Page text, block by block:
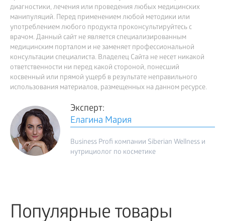
диагностики, лечения или проведения любых медицинских
манипуляций. Перед применением любой методики или
употреблением любого продукта проконсультируйтесь с
врачом. Данный сайт не является специализированным
медицинским порталом и не заменяет профессиональной
консультации специалиста. Владелец Сайта не несет никакой
ответственности ни перед какой стороной, понесший
косвенный или прямой ущерб в результате неправильного
использования материалов, размещенных на данном ресурсе.
Эксперт:
Елагина Мария
Business Profi компании Siberian Wellness и
нутрициолог по косметике
Популярные товары